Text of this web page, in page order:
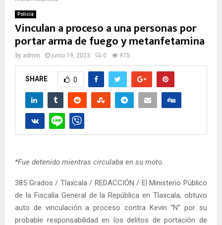
Policía
Vinculan a proceso a una personas por
portar arma de fuego y metanfetamina
by admin junio 19, 2023 0 975
SHARE 0
*Fue detenido mientras circulaba en su moto.
385 Grados / Tlaxcala / REDACCIÓN / El Ministerio Público
de la Fiscalía General de la República en Tlaxcala, obtuvo
auto de vinculación a proceso contra Kevin “N” por su
probable responsabilidad en los delitos de portación de